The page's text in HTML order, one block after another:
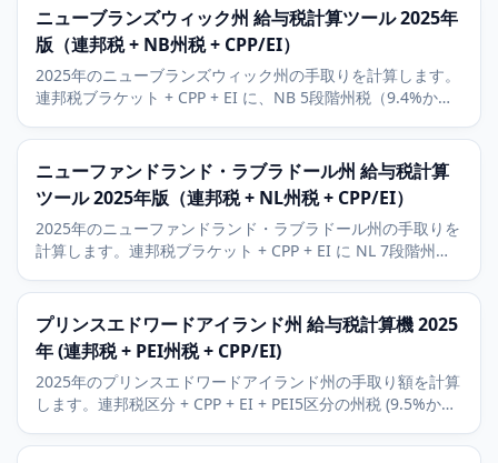
ニューブランズウィック州 給与税計算ツール 2025年
版（連邦税 + NB州税 + CPP/EI）
2025年のニューブランズウィック州の手取りを計算します。
連邦税ブラケット + CPP + EI に、NB 5段階州税（9.4%から
ニューファンドランド・ラブラドール州 給与税計算
ツール 2025年版（連邦税 + NL州税 + CPP/EI）
2025年のニューファンドランド・ラブラドール州の手取りを
計算します。連邦税ブラケット + CPP + EI に NL 7段階州税
プリンスエドワードアイランド州 給与税計算機 2025
年 (連邦税 + PEI州税 + CPP/EI)
2025年のプリンスエドワードアイランド州の手取り額を計算
します。連邦税区分 + CPP + EI + PEI5区分の州税 (9.5%から